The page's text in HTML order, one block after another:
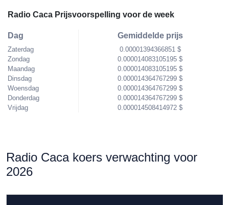
Radio Caca Prijsvoorspelling voor de week
Dag
Zaterdag
Zondag
Maandag
Dinsdag
Woensdag
Donderdag
Vrijdag
Gemiddelde prijs
0.00001394366851 $
0.000014083105195 $
0.000014083105195 $
0.000014364767299 $
0.000014364767299 $
0.000014364767299 $
0.000014508414972 $
Radio Caca koers verwachting voor
2026